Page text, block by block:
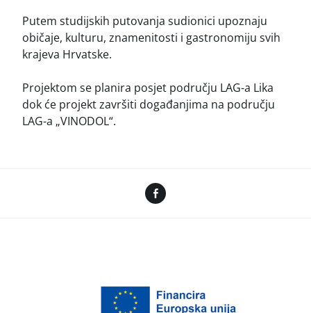
Putem studijskih putovanja sudionici upoznaju
običaje, kulturu, znamenitosti i gastronomiju svih
krajeva Hrvatske.
Projektom se planira posjet području LAG-a Lika
dok će projekt završiti događanjima na području
LAG-a „VINODOL“.